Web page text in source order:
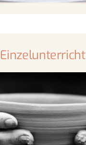
Einzelunterricht